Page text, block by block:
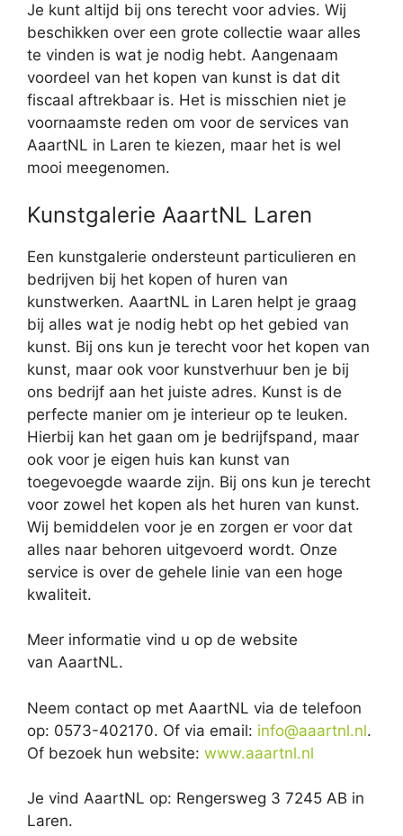
Je kunt altijd bij ons terecht voor advies. Wij
beschikken over een grote collectie waar alles
te vinden is wat je nodig hebt. Aangenaam
voordeel van het kopen van kunst is dat dit
fiscaal aftrekbaar is. Het is misschien niet je
voornaamste reden om voor de services van
AaartNL in Laren te kiezen, maar het is wel
mooi meegenomen.
Kunstgalerie AaartNL Laren
Een kunstgalerie ondersteunt particulieren en
bedrijven bij het kopen of huren van
kunstwerken. AaartNL in Laren helpt je graag
bij alles wat je nodig hebt op het gebied van
kunst. Bij ons kun je terecht voor het kopen van
kunst, maar ook voor kunstverhuur ben je bij
ons bedrijf aan het juiste adres. Kunst is de
perfecte manier om je interieur op te leuken.
Hierbij kan het gaan om je bedrijfspand, maar
ook voor je eigen huis kan kunst van
toegevoegde waarde zijn. Bij ons kun je terecht
voor zowel het kopen als het huren van kunst.
Wij bemiddelen voor je en zorgen er voor dat
alles naar behoren uitgevoerd wordt. Onze
service is over de gehele linie van een hoge
kwaliteit.
Meer informatie vind u op de website
van AaartNL.
Neem contact op met AaartNL via de telefoon
op: 0573-402170. Of via email: info@aaartnl.nl.
Of bezoek hun website: www.aaartnl.nl
Je vind AaartNL op: Rengersweg 3 7245 AB in
Laren.